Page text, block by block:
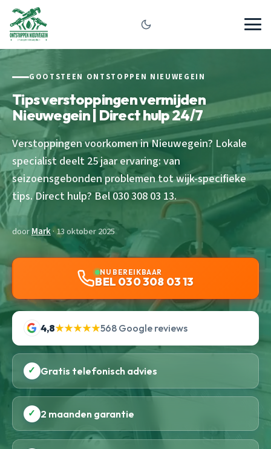
GOOTSTEEN ONTSTOPPEN NIEUWEGEIN
Tips verstoppingen vermijden
Nieuwegein | Direct hulp 24/7
Verstoppingen voorkomen in Nieuwegein? Lokale
specialist deelt 25 jaar ervaring: van
seizoensgebonden problemen tot wijk-specifieke
tips. Direct hulp? Bel 030 308 03 13.
doorMark· 13 oktober 2025
NU BEREIKBAAR
BEL 030 308 03 13
4,8★★★★★568 Google reviews
✓ Gratis telefonisch advies
✓ 2 maanden garantie